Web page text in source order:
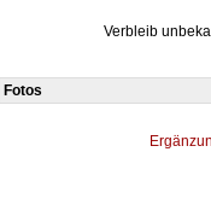
Verbleib
Fotos